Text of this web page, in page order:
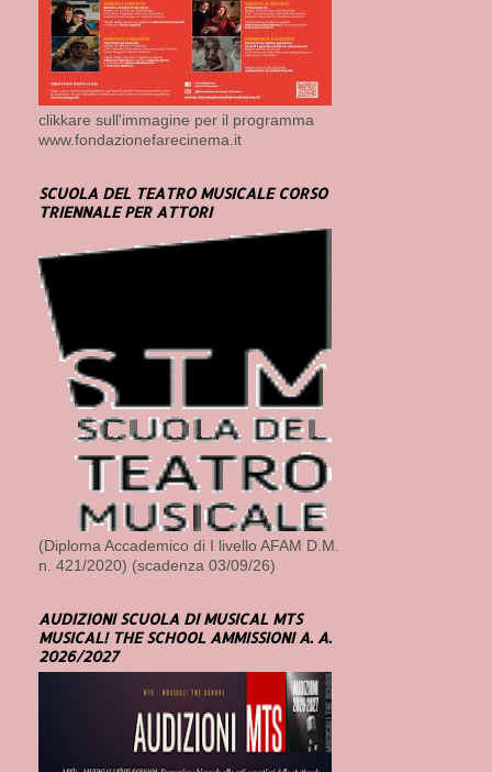
clikkare sull'immagine per il programma
www.fondazionefarecinema.it
SCUOLA DEL TEATRO MUSICALE CORSO
TRIENNALE PER ATTORI
(Diploma Accademico di I livello AFAM D.M.
n. 421/2020) (scadenza 03/09/26)
AUDIZIONI SCUOLA DI MUSICAL MTS
MUSICAL! THE SCHOOL AMMISSIONI A. A.
2026/2027